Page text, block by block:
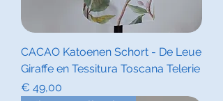
CACAO Katoenen Schort - De Leue
Giraffe en Tessitura Toscana Telerie
Prijs
€ 49,00